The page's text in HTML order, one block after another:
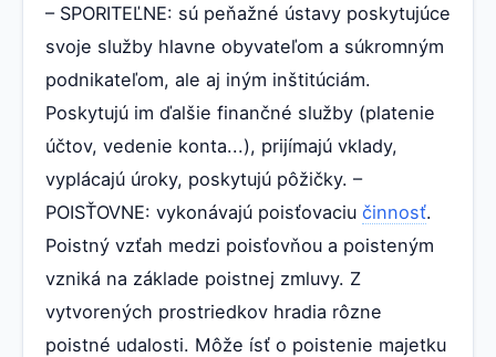
– SPORITEĽNE: sú peňažné ústavy poskytujúce
svoje služby hlavne obyvateľom a súkromným
podnikateľom, ale aj iným inštitúciám.
Poskytujú im ďalšie finančné služby (platenie
účtov, vedenie konta...), prijímajú vklady,
vyplácajú úroky, poskytujú pôžičky. –
POISŤOVNE: vykonávajú poisťovaciu činnosť.
Poistný vzťah medzi poisťovňou a poisteným
vzniká na základe poistnej zmluvy. Z
vytvorených prostriedkov hradia rôzne
poistné udalosti. Môže ísť o poistenie majetku